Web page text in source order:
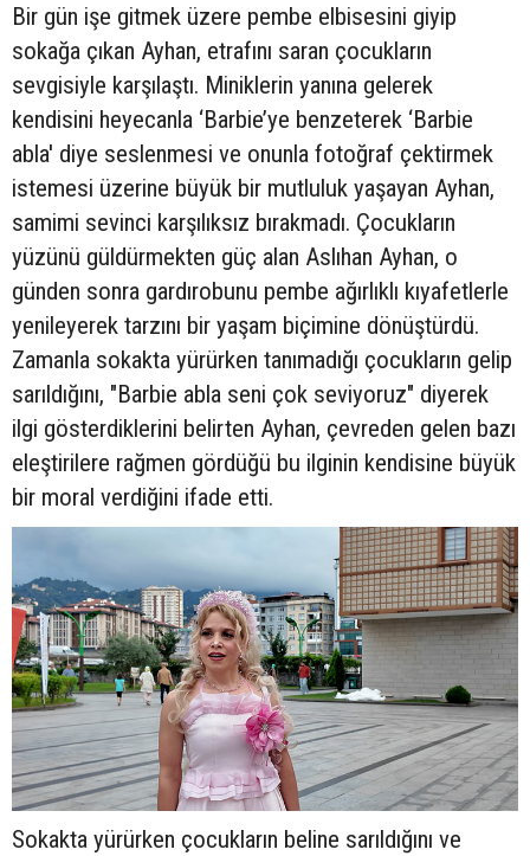
Bir gün işe gitmek üzere pembe elbisesini giyip
sokağa çıkan Ayhan, etrafını saran çocukların
sevgisiyle karşılaştı. Miniklerin yanına gelerek
kendisini heyecanla ‘Barbie’ye benzeterek ‘Barbie
abla' diye seslenmesi ve onunla fotoğraf çektirmek
istemesi üzerine büyük bir mutluluk yaşayan Ayhan,
samimi sevinci karşılıksız bırakmadı. Çocukların
yüzünü güldürmekten güç alan Aslıhan Ayhan, o
günden sonra gardırobunu pembe ağırlıklı kıyafetlerle
yenileyerek tarzını bir yaşam biçimine dönüştürdü.
Zamanla sokakta yürürken tanımadığı çocukların gelip
sarıldığını, "Barbie abla seni çok seviyoruz" diyerek
ilgi gösterdiklerini belirten Ayhan, çevreden gelen bazı
eleştirilere rağmen gördüğü bu ilginin kendisine büyük
bir moral verdiğini ifade etti.
Sokakta yürürken çocukların beline sarıldığını ve